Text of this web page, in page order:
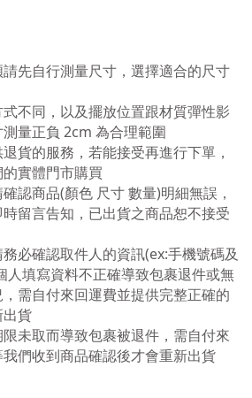
先自行測量尺寸，選擇適合的尺寸
不同，以及擺放位置跟材質彈性影
量正負 2cm 為合理範圍
貨的服務，若能接受再進行下單，
實體門市購買
認商品(顏色 尺寸數量)明細無誤，
留言告知，已出貨之商品恕不接受
必確認取件人的資訊(ex:手機號碼及
人填寫資料不正確導致包裹退件或無
需自付來回運費並提供完整正確的
出貨
未取而導致包裹被退件，需自付來
們收到商品確認後才會重新出貨